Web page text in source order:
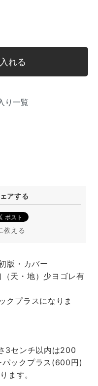
れる
り一覧
アする
教える
・カバー
天・地）少ヨゴレ有
クプラスになりま
3センチ以内は200
パックプラス(600円)
ます。